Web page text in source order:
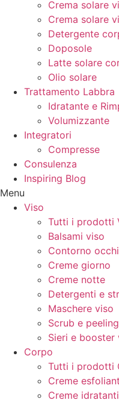
Crema solare
Crema solare
Detergente
Doposole
Latte solare
Olio solare
Trattamento Labbra
Idratante e
Volumizzante
Integratori
Compresse
Consulenza
Inspiring Blog
Menu
Viso
Tutti i prodotti
Balsami viso
Contorno occhi
Creme giorno
Creme notte
Detergenti e
Maschere viso
Scrub e
Sieri e booster
Corpo
Tutti i prodotti
Creme
Creme